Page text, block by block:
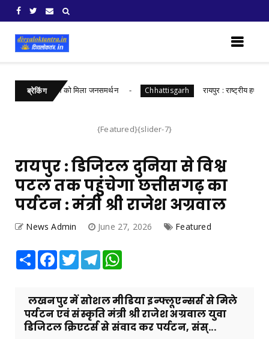
ब्रेकिंग
अभियान को मिला जनसमर्थन Chhattisgarh रायपुर : राष्ट्रीय हथकरघा
{Featured}{slider-7}
रायपुर : डिजिटल दुनिया से विश्व
पटल तक पहुंचेगा छत्तीसगढ़ का
पर्यटन : मंत्री श्री राजेश अग्रवाल
News Admin June 27, 2026 Featured
Share Facebook
TwitterTelegram
लखनपुर में सोशल मीडिया इन्फ्लूएन्सर्स से मिले
पर्यटन एवं संस्कृति मंत्री श्री राजेश अग्रवाल युवा
डिजिटल क्रिएटर्स से संवाद कर पर्यटन, संस्...